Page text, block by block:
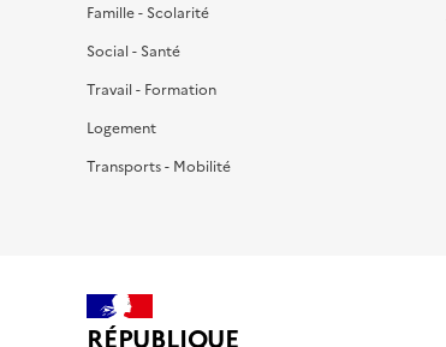
Famille - Scolarité
Social - Santé
Travail - Formation
Logement
Transports - Mobilité
RÉPUBLIQUE